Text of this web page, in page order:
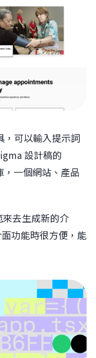
，可以輸入提示詞
設計稿的
一個網站、產品
去生成新的介
功能時很方便，能